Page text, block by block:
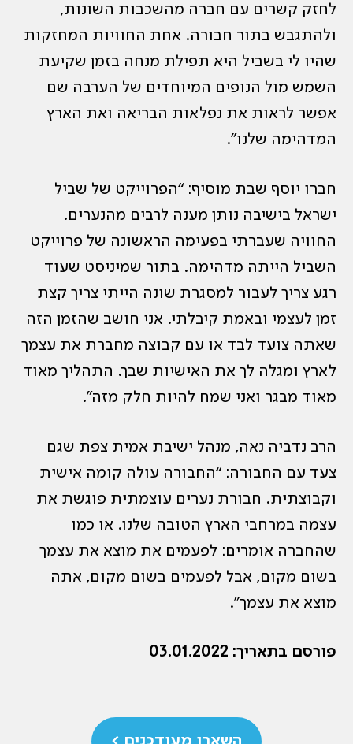
לחזק קשרים עם חברה מהשכבות השונות,
ולהתגבש בתור חבורה. אחת החוויות המחזקות
שהיו לי בשביל היא תפילת מנחה בזמן שקיעת
השמש מול הנופים המיוחדים של הערבה שם
אפשר לראות את נפלאות הבריאה ואת הארץ
המדהימה שלנו”.
חברו יוסף שבת מוסיף: “הפרוייקט של שביל
ישראל בישיבה נותן מענה לרבים מהנערים.
החוויה שעברתי בפעימה הראשונה של פרוייקט
השביל הייתה מדהימה. בתור שמיניסט שעוד
רגע צריך לעבור למסגרת שונה הייתי צריך קצת
זמן לעצמי ובאמת קיבלתי. אני חושב שהזמן הזה
שאתה צועד לבד או עם קבוצה מחברת את עצמך
לארץ ומגלה לך את האישיות שבך. התהליך מאוד
מאוד מבגר ואני שמח להיות חלק מזה”.
הרב נדביה נאה, מנהל ישיבת אמית צפת שגם
צעד עם החבורה: “החבורה עולה קומה אישית
וקבוצתית. חבורת נערים עוצמתית פוגשת את
עצמה במרחבי הארץ הטובה שלנו. או כמו
שהחברה אומרים: לפעמים את מוצא את עצמך
בשום מקום, אבל לפעמים בשום מקום, אתה
מוצא את עצמך”.
פורסם בתאריך: 03.01.2022